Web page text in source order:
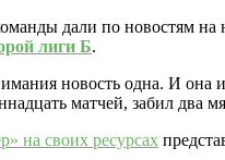
дали по новостям
лиги Б.
новость одна. И она
матчей, забил два
на своих ресурсах